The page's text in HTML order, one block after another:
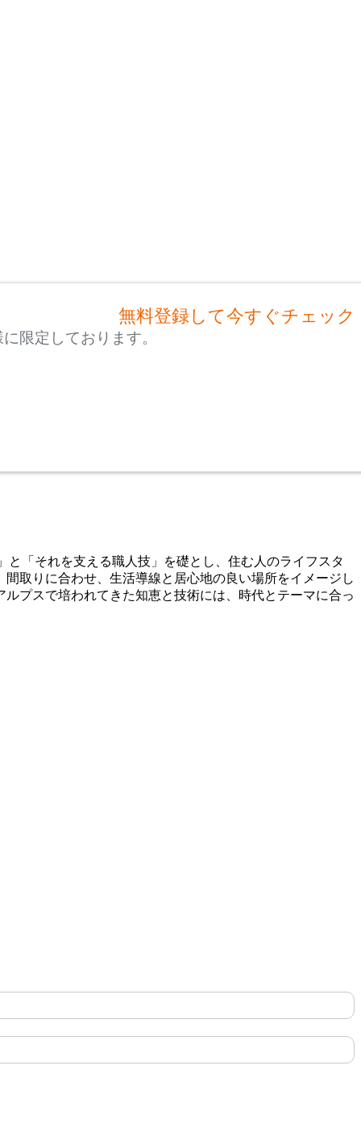
無料登録して今すぐチェック
限定しております。
「それを支える職人技」を礎とし、住む人のライフスタ
取りに合わせ、生活導線と居心地の良い場所をイメージし
プスで培われてきた知恵と技術には、時代とテーマに合っ